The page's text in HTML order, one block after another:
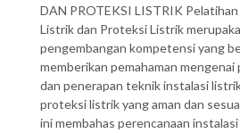
DAN PROTEKSI LISTRIK
Listrik dan Proteksi Listrik
pengembangan kompetensi yang
memberikan pemahaman
dan penerapan teknik instalasi
proteksi listrik yang aman dan
ini membahas perencanaan